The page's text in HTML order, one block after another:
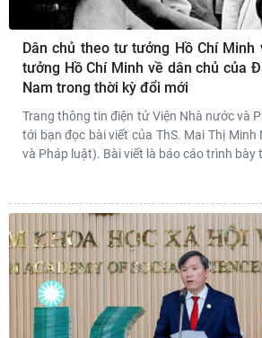
Dân chủ theo tư tưởng Hồ Chí
tưởng Hồ Chí Minh về dân chủ của
Nam trong thời kỳ đổi mới
Trang thông tin điện tử Viện Nhà nước và
tới bạn đọc bài viết của ThS. Mai Thị Minh
và Pháp luật). Bài viết là báo cáo trình bày